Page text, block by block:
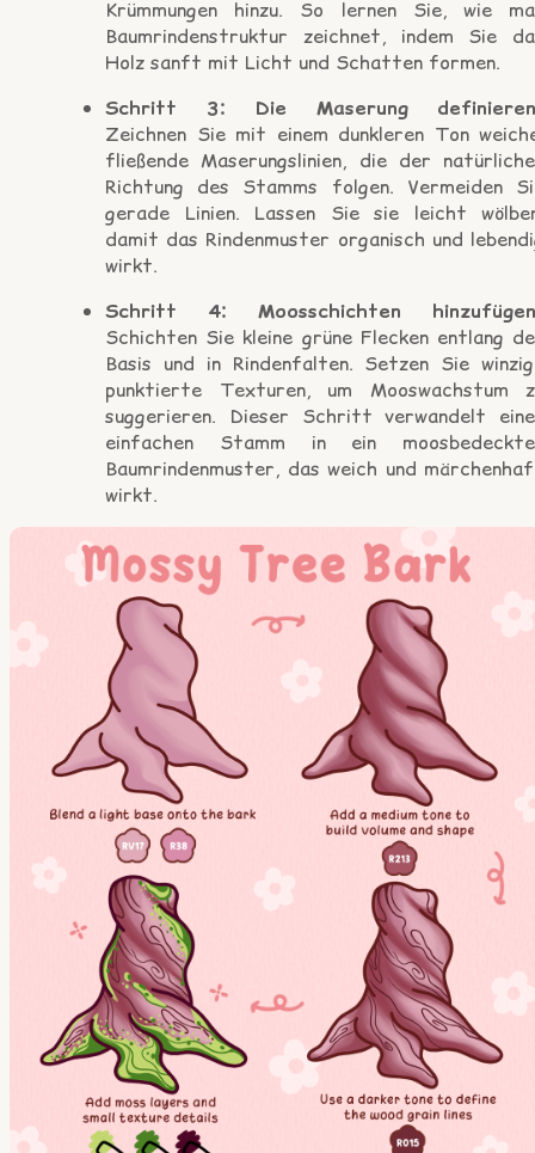
Krümmungen hinzu. So lernen Sie, wie
Baumrindenstruktur zeichnet, indem Sie
Holz sanft mit Licht und Schatten formen.
Schritt 3: Die Maserung
Zeichnen Sie mit einem dunkleren Ton
fließende Maserungslinien, die der
Richtung des Stamms folgen. Vermeiden
gerade Linien. Lassen Sie sie leicht
damit das Rindenmuster organisch und
wirkt.
Schritt 4: Moosschichten
Schichten Sie kleine grüne Flecken entlang
Basis und in Rindenfalten. Setzen Sie
punktierte Texturen, um Mooswachstum
suggerieren. Dieser Schritt verwandelt
einfachen Stamm in ein
Baumrindenmuster, das weich und
wirkt.